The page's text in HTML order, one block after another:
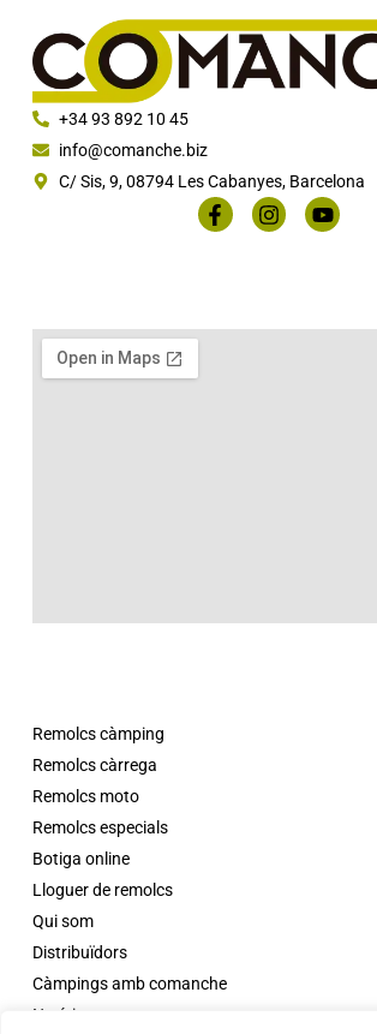
+34 93 892 10 45
info@comanche.biz
C/ Sis, 9, 08794 Les Cabanyes, Barcelona
Qui som
Distribuïdors
Càmpings amb comanche
Notícies
Remolcs càmping
Remolcs càrrega
Remolcs moto
Remolcs especials
Botiga online
Lloguer de remolcs